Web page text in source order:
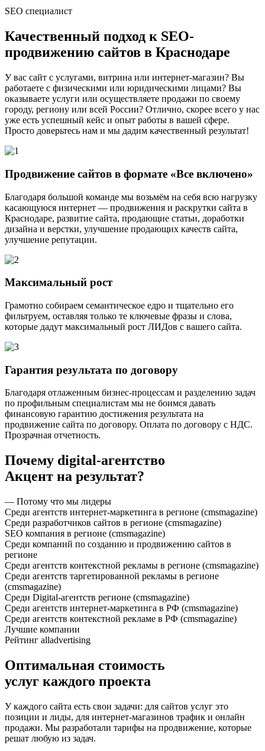
SEO специалист
Качественный подход к SEO-
продвижению сайтов в Краснодаре
У вас сайт с услугами, витрина или интернет-магазин? Вы
работаете с физическими или юридическими лицами? Вы
оказываете услуги или осуществляете продажи по своему
городу, региону или всей России? Отлично, скорее всего у нас
уже есть успешный кейс и опыт работы в вашей сфере.
Просто доверьтесь нам и мы дадим качественный результат!
Продвижение сайтов в формате «Все включено»
Благодаря большой команде мы возьмём на себя всю нагрузку
касающуюся интернет — продвижения и раскрутки сайта в
Краснодаре, развитие сайта, продающие статьи, доработки
дизайна и верстки, улучшение продающих качеств сайта,
улучшение репутации.
Максимальный рост
Грамотно собираем семантическое едро и тщательно его
фильтруем, оставляя только те ключевые фразы и слова,
которые дадут максимальный рост ЛИДов с вашего сайта.
Гарантия результата по договору
Благодаря отлаженным бизнес-процессам и разделению задач
по профильным специалистам мы не боимся давать
финансовую гарантию достижения результата на
продвижение сайта по договору. Оплата по договору с НДС.
Прозрачная отчетность.
Почему digital-агентство
Акцент на результат?
— Потому что мы лидеры
Среди агентств интернет-маркетинга в регионе (cmsmagazine)
Среди разработчиков сайтов в регионе (cmsmagazine)
SEO компания в регионе (cmsmagazine)
Среди компаний по созданию и продвижению сайтов в
регионе
Среди агентств контекстной рекламы в регионе (cmsmagazine)
Среди агентств таргетированной рекламы в регионе
(cmsmagazine)
Среди Digital-агентств регионе (cmsmagazine)
Среди агентств интернет-маркетинга в РФ (cmsmagazine)
Среди агентств контекстной рекламе в РФ (cmsmagazine)
Лучшие компании
Рейтинг alladvertising
Оптимальная стоимость
услуг каждого проекта
У каждого сайта есть свои задачи: для сайтов услуг это
позиции и лиды, для интернет-магазинов трафик и онлайн
продажи. Мы разработали тарифы на продвижение, которые
решат любую из задач.